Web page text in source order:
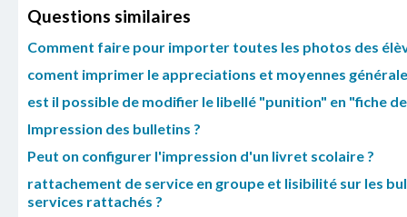
Questions similaires
Comment faire pour importer toutes les photos des
coment imprimer le appreciations et moyennes
est il possible de modifier le libellé "punition" en "fiche
Impression des bulletins ?
Peut on configurer l'impression d'un livret scolaire ?
rattachement de service en groupe et lisibilité sur les
services rattachés ?